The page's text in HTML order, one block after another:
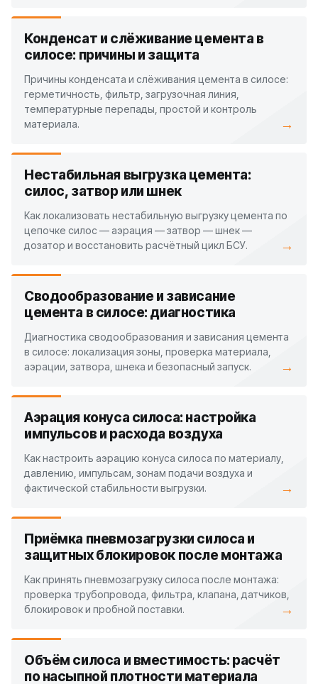
Конденсат и слёживание цемента в
силосе: причины и защита
Причины конденсата и слёживания цемента в силосе:
герметичность, фильтр, загрузочная линия,
температурные перепады, простой и контроль
материала.
→
Нестабильная выгрузка цемента:
силос, затвор или шнек
Как локализовать нестабильную выгрузку цемента по
цепочке силос — аэрация — затвор — шнек —
дозатор и восстановить расчётный цикл БСУ.
→
Сводообразование и зависание
цемента в силосе: диагностика
Диагностика сводообразования и зависания цемента
в силосе: локализация зоны, проверка материала,
аэрации, затвора, шнека и безопасный запуск.
→
Аэрация конуса силоса: настройка
импульсов и расхода воздуха
Как настроить аэрацию конуса силоса по материалу,
давлению, импульсам, зонам подачи воздуха и
фактической стабильности выгрузки.
→
Приёмка пневмозагрузки силоса и
защитных блокировок после монтажа
Как принять пневмозагрузку силоса после монтажа:
проверка трубопровода, фильтра, клапана, датчиков,
блокировок и пробной поставки.
→
Объём силоса и вместимость: расчёт
по насыпной плотности материала